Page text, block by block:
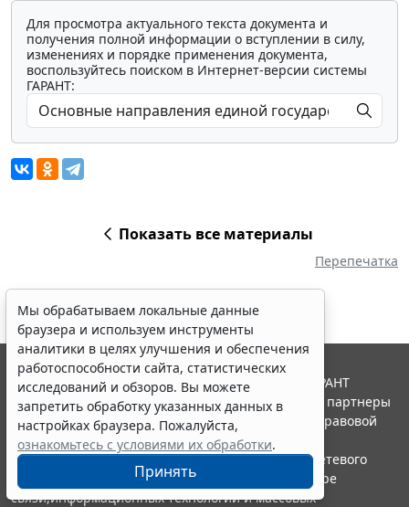
Для просмотра актуального текста документа и
получения полной информации о вступлении в силу,
изменениях и порядке применения документа,
воспользуйтесь поиском в Интернет-версии системы
ГАРАНТ:
Показать все материалы
Перепечатка
Мы обрабатываем локальные данные
браузера и используем инструменты
аналитики в целях улучшения и обеспечения
работоспособности сайта, статистических
исследований и обзоров. Вы можете
запретить обработку указанных данных в
настройках браузера. Пожалуйста,
ознакомьтесь с условиями их обработки.
Принять
© ООО "НПП "ГАРАНТ-СЕРВИС", 2026. Система ГАРАНТ
выпускается с 1990 года. Компания "Гарант" и ее партнеры
являются участниками Российской ассоциации правовой
информации ГАРАНТ.
Портал ГАРАНТ.РУ зарегистрирован в качестве сетевого
издания Федеральной службой по надзору в сфере
связи,информационных технологий и массовых